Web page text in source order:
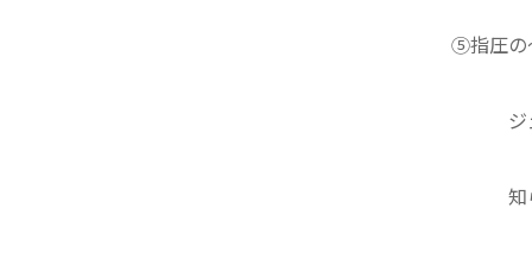
⑤指圧の
知